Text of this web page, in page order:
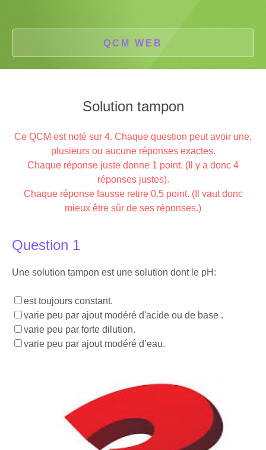
QCM WEB
Solution tampon
Ce QCM est noté sur 4. Chaque question peut avoir une,
plusieurs ou aucune réponses exactes.
Chaque réponse juste donne 1 point. (Il y a donc 4
réponses justes).
Chaque réponse fausse retire 0.5 point. (Il vaut donc
mieux être sûr de ses réponses.)
Question 1
Une solution tampon est une solution dont le pH:
est toujours constant.
varie peu par ajout modéré d'acide ou de base .
varie peu par forte dilution.
varie peu par ajout modéré d’eau.